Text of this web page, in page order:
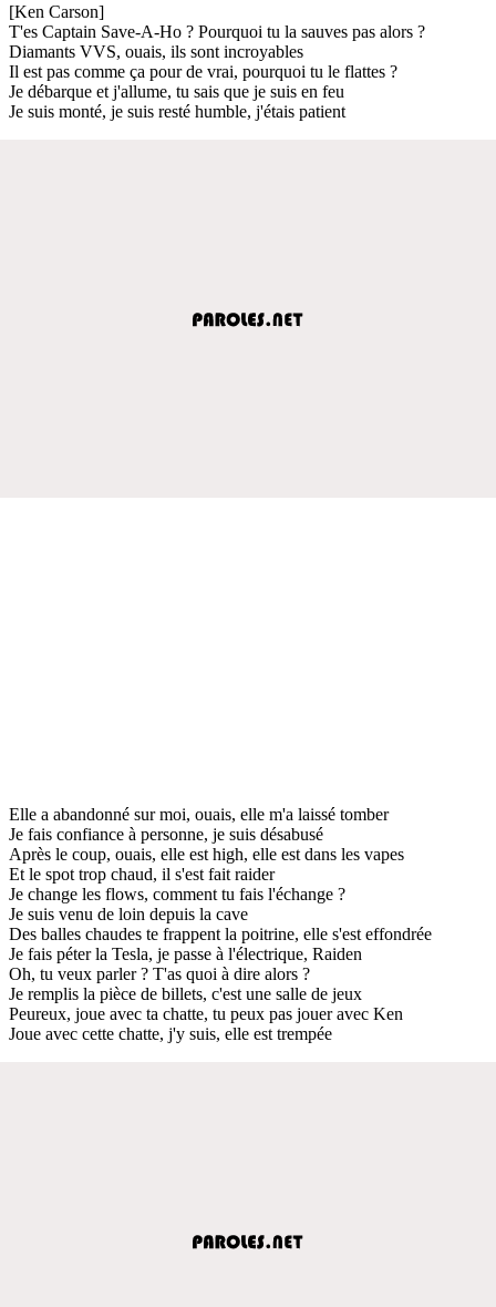
[Ken Carson]
T'es Captain Save-A-Ho ? Pourquoi tu la sauves pas alors ?
Diamants VVS, ouais, ils sont incroyables
Il est pas comme ça pour de vrai, pourquoi tu le flattes ?
Je débarque et j'allume, tu sais que je suis en feu
Je suis monté, je suis resté humble, j'étais patient
Elle a abandonné sur moi, ouais, elle m'a laissé tomber
Je fais confiance à personne, je suis désabusé
Après le coup, ouais, elle est high, elle est dans les vapes
Et le spot trop chaud, il s'est fait raider
Je change les flows, comment tu fais l'échange ?
Je suis venu de loin depuis la cave
Des balles chaudes te frappent la poitrine, elle s'est effondrée
Je fais péter la Tesla, je passe à l'électrique, Raiden
Oh, tu veux parler ? T'as quoi à dire alors ?
Je remplis la pièce de billets, c'est une salle de jeux
Peureux, joue avec ta chatte, tu peux pas jouer avec Ken
Joue avec cette chatte, j'y suis, elle est trempée